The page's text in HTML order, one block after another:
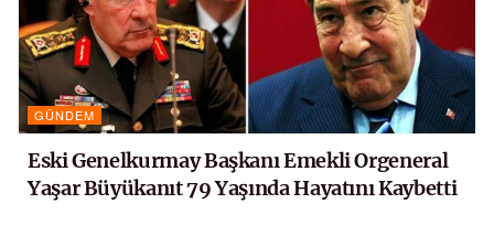
GÜNDEM
Eski Genelkurmay Başkanı Emekli Orgeneral
Yaşar Büyükanıt 79 Yaşında Hayatını Kaybetti